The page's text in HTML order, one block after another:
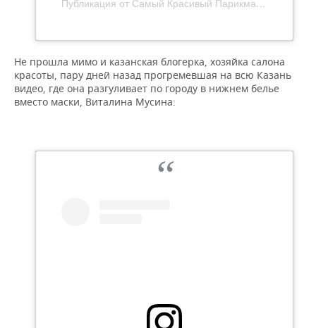
Публикация от Самый Красивый Парикмахер (@mambet_haybullaev)
Не прошла мимо и казанская блогерка, хозяйка салона
красоты, пару дней назад прогремевшая на всю Казань
видео, где она разгуливает по городу в нижнем белье
вместо маски, Виталина Мусина: